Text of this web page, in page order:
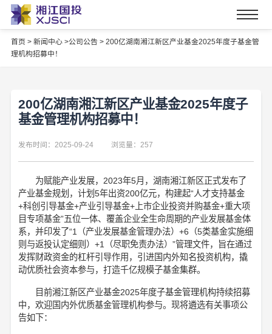
首页 > 新闻中心 >公司公告 > 200亿湖南湘江新区产业基金2025年度子基金管
理机构招募中！
200亿湖南湘江新区产业基金2025年度子
基金管理机构招募中！
发布时间：2025-09-24 浏览量：257
为赋能产业发展，2023年5月，湖南湘江新区正式发布了
产业基金规划，计划5年出资200亿元，构建起“人才支持基金
+科创引导基金+产业引导基金+上市企业投资并购基金+重大项
目专项基金”五位一体、覆盖企业全生命周期的产业发展基金体
系，并印发了“1（产业发展基金管理办法）+6（5类基金实施细
则与返投认定细则）+1（尽职免责办法）”管理文件，旨在通过
发挥财政资金的杠杆引导作用，引进国内外知名投资机构，撬
动优质社会资本参与，打造千亿规模子基金集群。
目前湘江新区产业基金2025年度子基金管理机构持续招募
中，欢迎国内外优质基金管理机构参与。现将遴选有关事项公
告如下：